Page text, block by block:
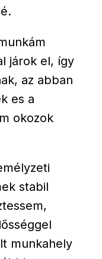
járok el, így
az abban
es a
okozok
stabil
munkahely